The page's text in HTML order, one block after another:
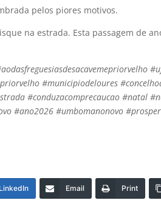
pelos piores motivos.
na estrada. Esta passagem de
#municipiodeloures
#conduzacomprecaucao #natal
#ano2026 #umbomanonovo
LinkedIn Email Print